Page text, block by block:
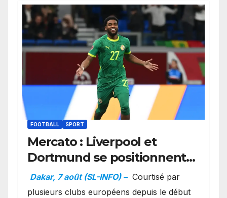
FOOTBALL SPORT
Mercato : Liverpool et
Dortmund se positionnent
en favoris pour recruter
Ibrahim Mbaye
Dakar, 7 août (SL-INFO) – Courtisé par
plusieurs clubs européens depuis le début